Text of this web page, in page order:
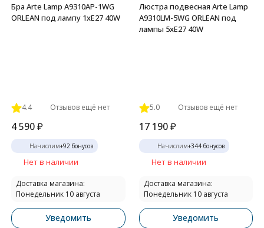
Бра Arte Lamp A9310AP-1WG
ORLEAN под лампу 1xE27 40W
4.4 Отзывов ещё нет
4 590₽
Начислим+92 бонусов
Нет в наличии
Доставка магазина:
Понедельник 10 августа
Уведомить
Люстра подвесная Arte Lamp
A9310LM-5WG ORLEAN под
лампы 5xE27 40W
5.0 Отзывов ещё нет
17 190 ₽
Начислим+344бонусов
Нет в наличии
Доставка магазина:
Понедельник 10 августа
Уведомить